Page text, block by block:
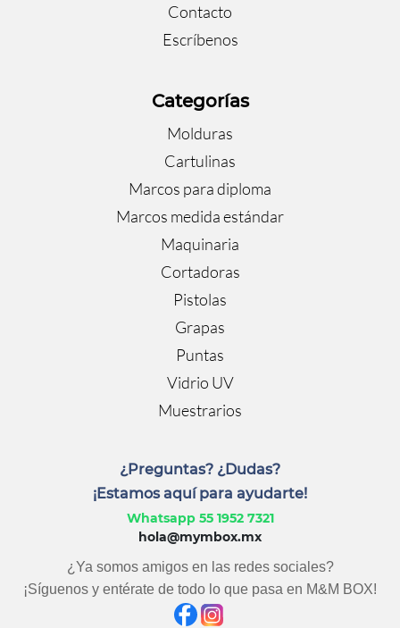
Contacto
Escríbenos
Categorías
Molduras
Cartulinas
Marcos para diploma
Marcos medida estándar
Maquinaria
Cortadoras
Pistolas
Grapas
Puntas
Vidrio UV
Muestrarios
¿Preguntas? ¿Dudas?
¡Estamos aquí para ayudarte!
Whatsapp 55 1952 7321
hola@mymbox.mx
¿Ya somos amigos en las redes sociales?
¡Síguenos y entérate de todo lo que pasa en M&M BOX!